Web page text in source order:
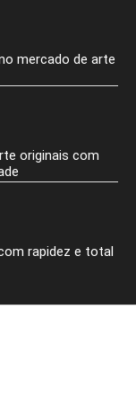
mercado de arte
originais com
rapidez e total